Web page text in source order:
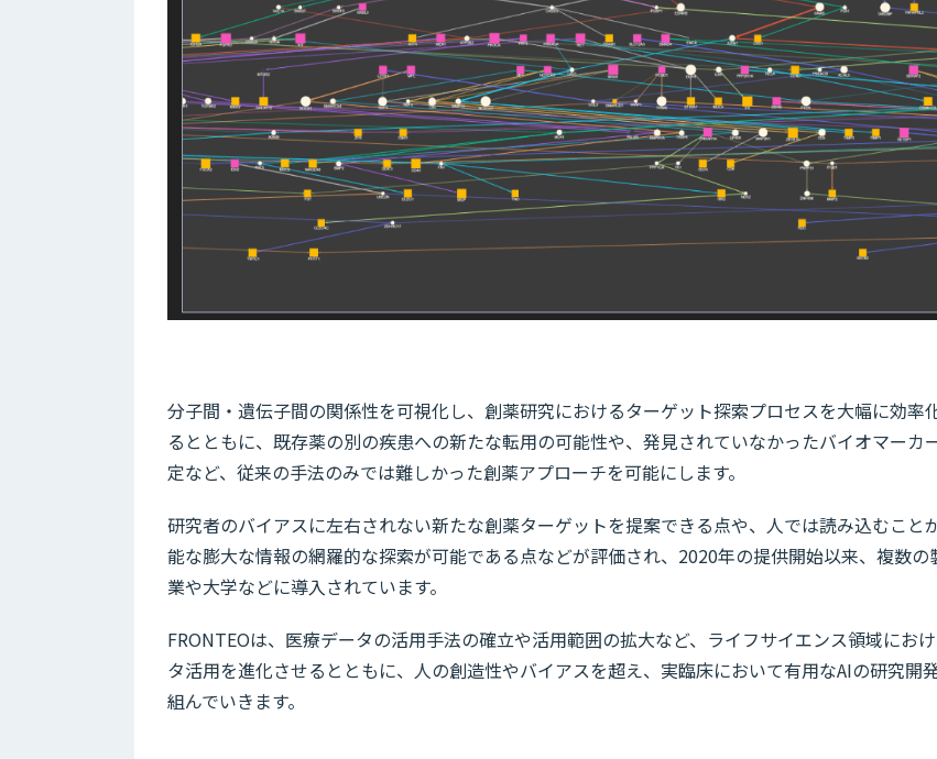
分子間・遺伝子間の関係性を可視化し、創薬研究におけるターゲット探索プロセスを大幅に効率
るとともに、既存薬の別の疾患への新たな転用の可能性や、発見されていなかったバイオマーカ
定など、従来の手法のみでは難しかった創薬アプローチを可能にします。
研究者のバイアスに左右されない新たな創薬ターゲットを提案できる点や、人では読み込むこと
能な膨大な情報の網羅的な探索が可能である点などが評価され、2020年の提供開始以来、複数の
業や大学などに導入されています。
FRONTEOは、医療データの活用手法の確立や活用範囲の拡大など、ライフサイエンス領域にお
タ活用を進化させるとともに、人の創造性やバイアスを超え、実臨床において有用なAIの研究開
組んでいきます。